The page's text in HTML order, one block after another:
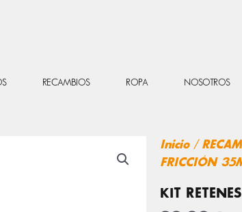
RECAMBIOS ROPA NOSOTROS
Inicio/
FRICCIÓN
KIT